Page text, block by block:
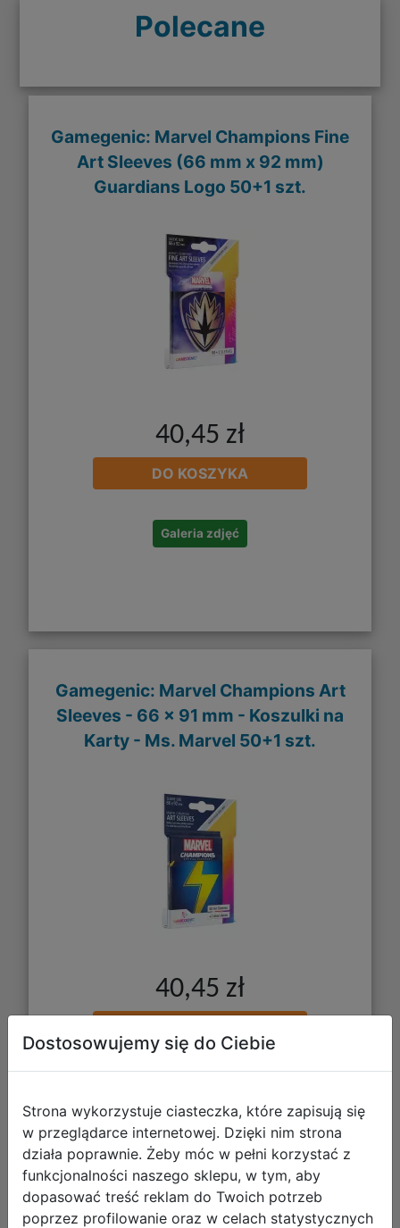
Polecane
Gamegenic: Marvel Champions Fine
Art Sleeves (66 mm x 92 mm)
Guardians Logo 50+1 szt.
40,45 zł
DO KOSZYKA
Galeria zdjęć
Gamegenic: Marvel Champions Art
Sleeves - 66 x 91 mm - Koszulki na
Karty - Ms. Marvel 50+1 szt.
40,45 zł
Dostosowujemy się do Ciebie
Strona wykorzystuje ciasteczka, które zapisują się
w przeglądarce internetowej. Dzięki nim strona
działa poprawnie. Żeby móc w pełni korzystać z
funkcjonalności naszego sklepu, w tym, aby
dopasować treść reklam do Twoich potrzeb
poprzez profilowanie oraz w celach statystycznych